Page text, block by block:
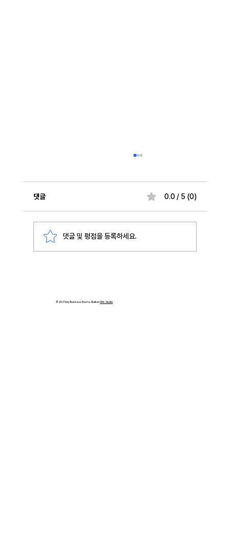
댓글 0.0 / 5 (0)
댓글 및 평점을 등록하세요.
© 2035 by Business Name. Built onWix Studio